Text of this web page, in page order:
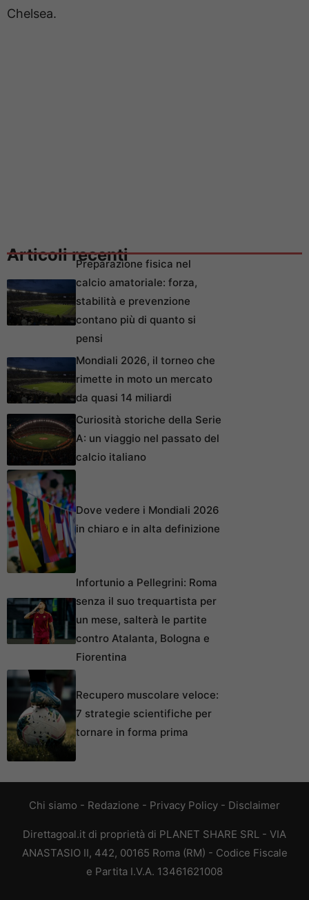
Chelsea.
Articoli recentiPreparazione fisica nel
calcio amatoriale: forza,
stabilità e prevenzione
contano più di quanto si
pensi
Mondiali 2026, il torneo che
rimette in moto un mercato
da quasi 14 miliardi
Curiosità storiche della Serie
A: un viaggio nel passato del
calcio italiano
Dove vedere i Mondiali 2026
in chiaro e in alta definizione
Infortunio a Pellegrini: Roma
senza il suo trequartista per
un mese, salterà le partite
contro Atalanta, Bologna e
Fiorentina
Recupero muscolare veloce:
7 strategie scientifiche per
tornare in forma prima
Chi siamo - Redazione - Privacy Policy - Disclaimer
Direttagoal.it di proprietà di PLANET SHARE SRL - VIA
ANASTASIO II, 442, 00165 Roma (RM) - Codice Fiscale
e Partita I.V.A. 13461621008